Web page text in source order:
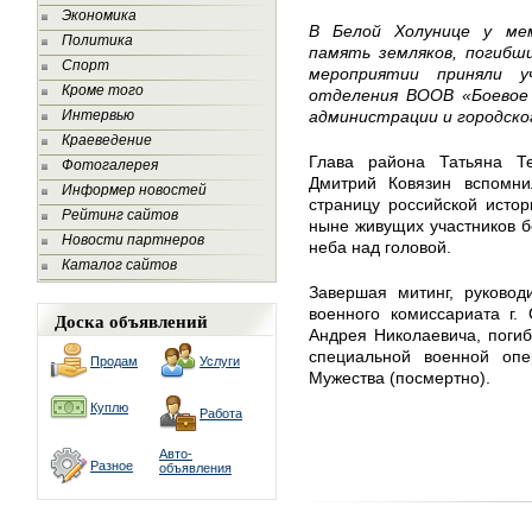
Экономика
Политика
Спорт
Кроме того
Интервью
Краеведение
Фотогалерея
Информер новостей
Рейтинг сайтов
Новости партнеров
Каталог сайтов
Доска объявлений
Продам Услуги
Куплю Работа
Разное
Авто-
объявления
В Белой Холунице у
память земляков,
мероприятии приняли
отделения ВООВ
администрации и
Глава района Татьяна
Дмитрий Ковязин
страницу российской
ныне живущих участников
неба над головой.
Завершая митинг,
военного комиссариата
Андрея Николаевича,
специальной военной
Мужества (посмертно).